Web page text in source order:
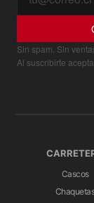
Sin spam. Sin
Al suscribirte
Cascos